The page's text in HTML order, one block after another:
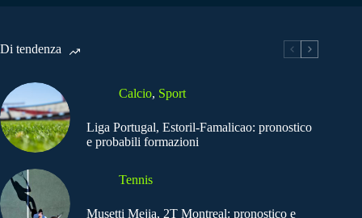
Di tendenza
Calcio, Sport
Liga Portugal, Estoril-Famalicao: pronostico
e probabili formazioni
Tennis
Musetti Mejia, 2T Montreal: pronostico e